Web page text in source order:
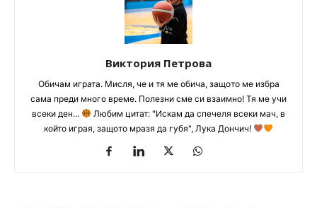
Виктория Петрова
Обичам играта. Мисля, че и тя ме обича, защото ме избра
сама преди много време. Полезни сме си взаимно! Тя ме учи
всеки ден...
Любим цитат: "Искам да спечеля всеки мач, в
който играя, защото мразя да губя", Лука Дончич!